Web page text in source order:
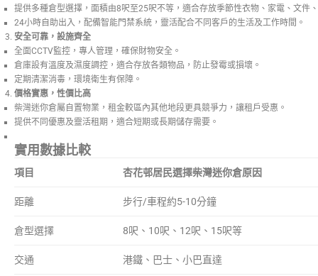
提供多種倉型選擇，面積由8呎至25呎不等，適合存放季節性衣物、家電、文件
24小時自助出入，配備智能門禁系統，靈活配合不同客戶的生活及工作時間。
安全可靠，設施齊全
全面CCTV監控，專人管理，確保財物安全。
倉庫設有溫度及濕度調控，適合存放各類物品，防止發霉或損壞。
定期清潔消毒，環境衛生有保障。
價格實惠，性價比高
柴灣迷你倉屬自置物業，租金較區內其他地段更具競爭力，讓租戶受惠。
提供不同優惠及靈活租期，適合短期或長期儲存需要。
實用數據比較
項目 杏花邨居民選擇柴灣迷你倉原因
距離 步行/車程約5-10分鐘
倉型選擇 8呎、10呎、12呎、15呎等
交通 港鐵、巴士、小巴直達